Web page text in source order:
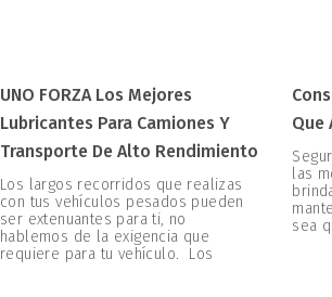
UNO FORZA Los Mejores
Lubricantes Para Camiones Y
Transporte De Alto Rendimiento
Los largos recorridos que realizas
con tus vehículos pesados pueden
ser extenuantes para ti, no
hablemos de la exigencia que
requiere para tu vehículo. Los
Que
las
sea